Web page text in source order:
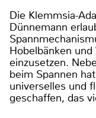
Die Klemmsia-
Dünnemann
Hobelbänken
einzusetzen.
beim Spannen
universelles und
geschaffen, das